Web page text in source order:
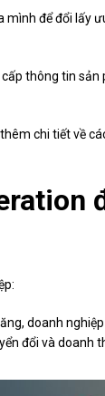
mình để đổi lấy
thông tin
chi tiết về
doanh
đổi và doanh